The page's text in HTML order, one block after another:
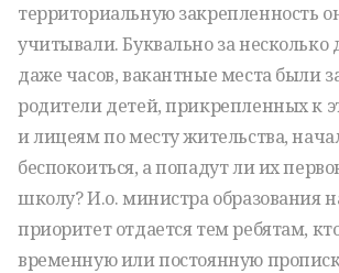
территориальную закрепленность
учитывали. Буквально за несколько
даже часов, вакантные места были
родители детей, прикрепленных к
и лицеям по месту жительства,
беспокоиться, а попадут ли их
школу? И.о. министра образования
приоритет отдается тем ребятам,
временную или постоянную